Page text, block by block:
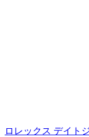
ロレックス デイト